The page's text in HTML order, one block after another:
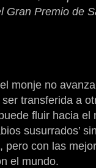
Gran Premio de
monje no
transferida a
fluir hacia el
susurrados’
pero con las
el mundo.